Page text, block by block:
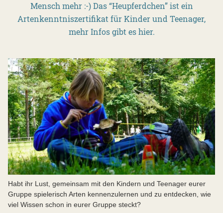
Mensch mehr :-) Das “Heupferdchen” ist ein
Artenkenntniszertifikat für Kinder und Teenager,
mehr Infos gibt es hier.
Habt ihr Lust, gemeinsam mit den Kindern und Teenager eurer
Gruppe spielerisch Arten kennenzulernen und zu entdecken, wie
viel Wissen schon in eurer Gruppe steckt?